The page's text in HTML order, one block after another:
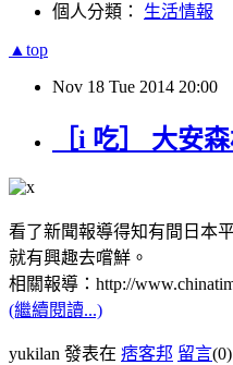
個人分類： 生活情報
▲top
Nov 18 Tue 2014 20:00
［i 吃］ 大安
看了新聞報導得知有間日本
就有興趣去嚐鮮。
相關報導：http://
(繼續閱讀...)
yukilan 發表在 痞客邦 留言(0)